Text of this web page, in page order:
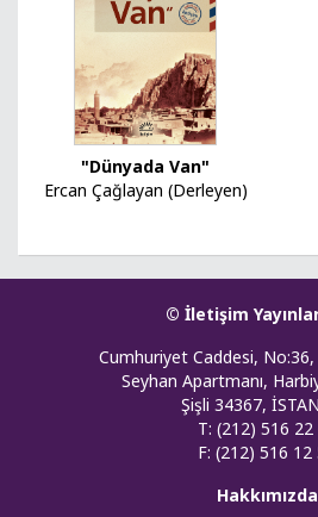
"Dünyada Van"
Ercan Çağlayan (Derleyen)
© İletişim
Cumhuriyet Caddesi,
Seyhan Apartmanı,
Şişli 34367,
T: (212) 516 22
F: (212) 516 12
Hakkımızda